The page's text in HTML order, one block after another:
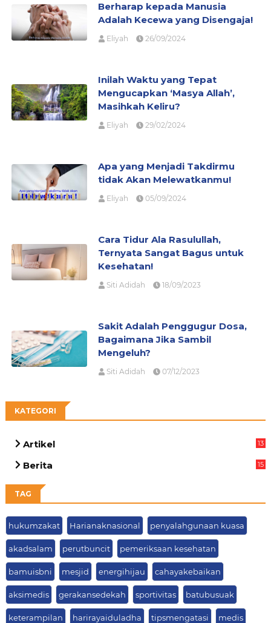
Berharap kepada Manusia
Adalah Kecewa yang Disengaja!
Eliyah 26/09/2024
Inilah Waktu yang Tepat
Mengucapkan ‘Masya Allah’,
Masihkah Keliru?
Eliyah 29/02/2024
Apa yang Menjadi Takdirmu
tidak Akan Melewatkanmu!
Eliyah 05/09/2024
Cara Tidur Ala Rasulullah,
Ternyata Sangat Bagus untuk
Kesehatan!
Siti Adidah 18/09/2023
Sakit Adalah Penggugur Dosa,
Bagaimana Jika Sambil
Mengeluh?
Siti Adidah 07/12/2023
KATEGORI
Artikel
13
Berita
15
TAG
hukumzakat Harianaknasional penyalahgunaan kuasa
akadsalam perutbuncit pemeriksaan kesehatan
bamuisbni mesjid energihijau cahayakebaikan
aksimedis gerakansedekah sportivitas batubusuak
keterampilan harirayaiduladha tipsmengatasi medis